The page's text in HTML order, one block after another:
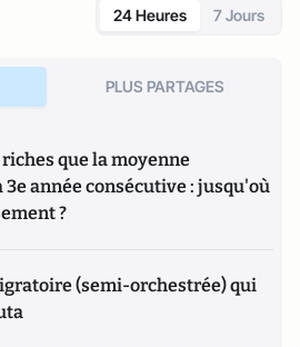
24 Heures 7 Jours
PLUS PARTAGES
que la moyenne
année consécutive : jusqu'où
?
(semi-orchestrée) qui